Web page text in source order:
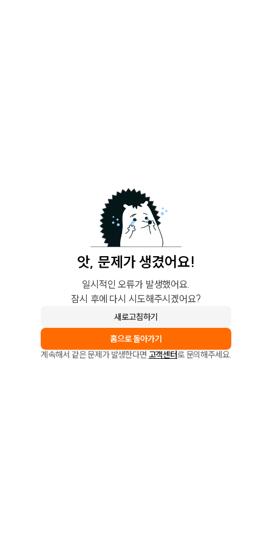
앗, 문제가 생겼어요!
일시적인 오류가 발생했어요.
잠시 후에 다시 시도해주시겠어요?
새로고침하기
홈으로 돌아가기
계속해서 같은 문제가 발생한다면 고객센터로 문의해주세요.